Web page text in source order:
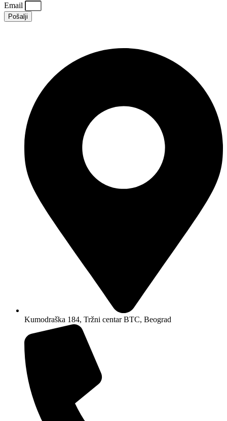
Email
Pošalji
Kumodraška 184, Tržni centar BTC, Beograd